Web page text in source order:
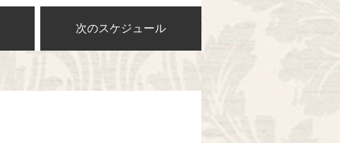
次のスケジュール